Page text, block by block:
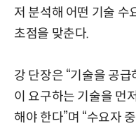
저 분석해 어떤 기술 수
초점을 맞춘다.
강 단장은 “기술을 공
이 요구하는 기술을 먼
해야 한다”며 “수요자